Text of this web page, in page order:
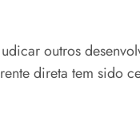
outros
direta tem sido